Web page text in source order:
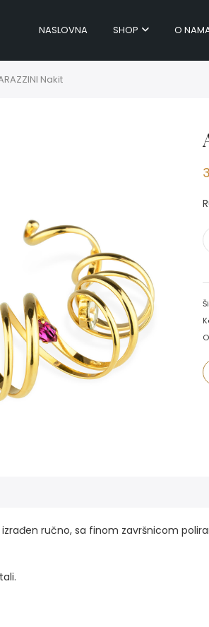
NASLOVNA SHOP O
Nakit
ručno, sa finom završnicom